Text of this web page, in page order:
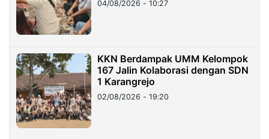
04/08/2026 - 10:27
KKN Berdampak UMM Kelompok
167 Jalin Kolaborasi dengan SDN
1 Karangrejo
02/08/2026 - 19:20